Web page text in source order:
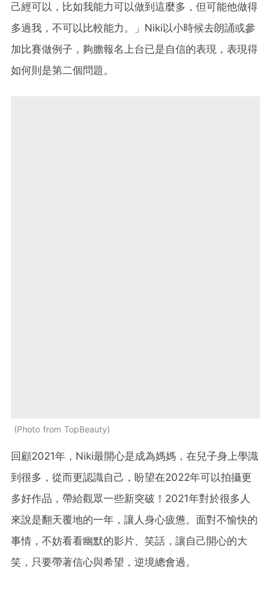
己經可以，比如我能力可以做到這麼多，但可能他做得
多過我，不可以比較能力。」Niki以小時候去朗誦或參
加比賽做例子，夠膽報名上台已是自信的表現，表現得
如何則是第二個問題。
Photo from TopBeauty
回顧2021年，Niki最開心是成為媽媽，在兒子身上學識
到很多，從而更認識自己，盼望在2022年可以拍攝更
多好作品，帶給觀眾一些新突破！2021年對於很多人
來說是翻天覆地的一年，讓人身心疲憊。面對不愉快的
事情，不妨看看幽默的影片、笑話，讓自己開心的大
笑，只要帶著信心與希望，逆境總會過。